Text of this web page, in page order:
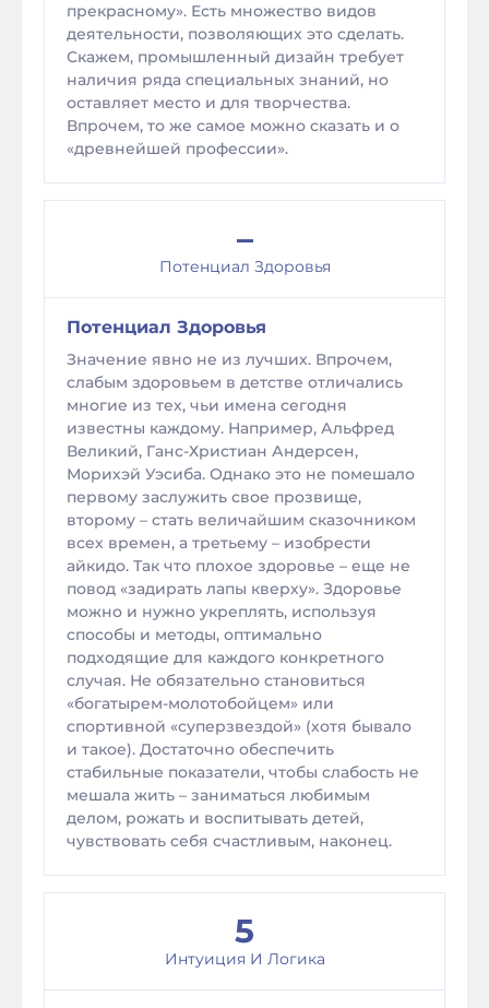
прекрасному». Есть множество видов
деятельности, позволяющих это сделать.
Скажем, промышленный дизайн требует
наличия ряда специальных знаний, но
оставляет место и для творчества.
Впрочем, то же самое можно сказать и о
«древнейшей профессии».
–
Потенциал Здоровья
Потенциал Здоровья
Значение явно не из лучших. Впрочем,
слабым здоровьем в детстве отличались
многие из тех, чьи имена сегодня
известны каждому. Например, Альфред
Великий, Ганс-Христиан Андерсен,
Морихэй Уэсиба. Однако это не помешало
первому заслужить свое прозвище,
второму – стать величайшим сказочником
всех времен, а третьему – изобрести
айкидо. Так что плохое здоровье – еще не
повод «задирать лапы кверху». Здоровье
можно и нужно укреплять, используя
способы и методы, оптимально
подходящие для каждого конкретного
случая. Не обязательно становиться
«богатырем-молотобойцем» или
спортивной «суперзвездой» (хотя бывало
и такое). Достаточно обеспечить
стабильные показатели, чтобы слабость не
мешала жить – заниматься любимым
делом, рожать и воспитывать детей,
чувствовать себя счастливым, наконец.
5
Интуиция И Логика